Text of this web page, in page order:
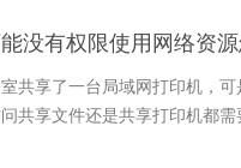
没有权限使用网络资
共享了一台局域网打印机，
共享文件还是共享打印机都